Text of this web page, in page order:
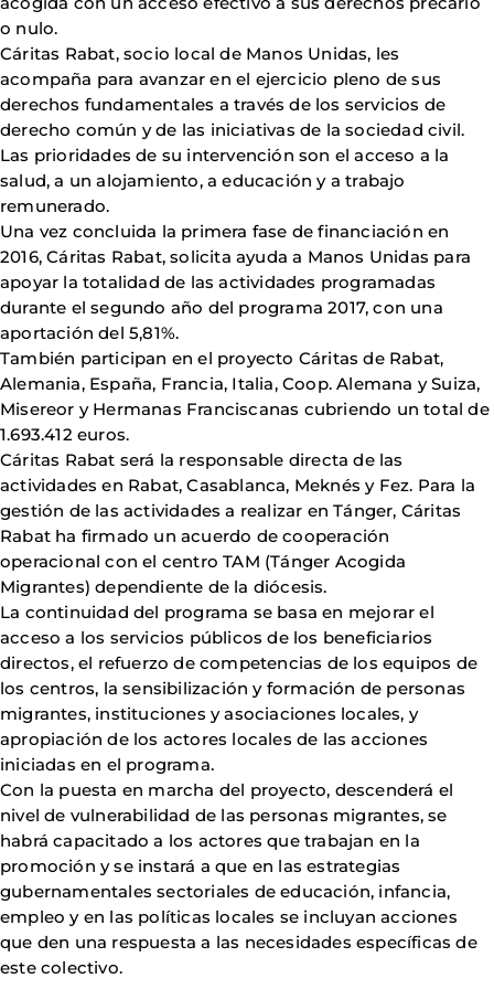
o nulo.
Cáritas Rabat, socio local de Manos Unidas, les
acompaña para avanzar en el ejercicio pleno de sus
derechos fundamentales a través de los servicios de
derecho común y de las iniciativas de la sociedad civil.
Las prioridades de su intervención son el acceso a la
salud, a un alojamiento, a educación y a trabajo
remunerado.
Una vez concluida la primera fase de financiación en
2016, Cáritas Rabat, solicita ayuda a Manos Unidas para
apoyar la totalidad de las actividades programadas
durante el segundo año del programa 2017, con una
aportación del 5,81%.
También participan en el proyecto Cáritas de Rabat,
Alemania, España, Francia, Italia, Coop. Alemana y Suiza,
Misereor y Hermanas Franciscanas cubriendo un total de
1.693.412 euros.
Cáritas Rabat será la responsable directa de las
actividades en Rabat, Casablanca, Meknés y Fez. Para la
gestión de las actividades a realizar en Tánger, Cáritas
Rabat ha firmado un acuerdo de cooperación
operacional con el centro TAM (Tánger Acogida
Migrantes) dependiente de la diócesis.
La continuidad del programa se basa en mejorar el
acceso a los servicios públicos de los beneficiarios
directos, el refuerzo de competencias de los equipos de
los centros, la sensibilización y formación de personas
migrantes, instituciones y asociaciones locales, y
apropiación de los actores locales de las acciones
iniciadas en el programa.
Con la puesta en marcha del proyecto, descenderá el
nivel de vulnerabilidad de las personas migrantes, se
habrá capacitado a los actores que trabajan en la
promoción y se instará a que en las estrategias
gubernamentales sectoriales de educación, infancia,
empleo y en las políticas locales se incluyan acciones
que den una respuesta a las necesidades específicas de
este colectivo.